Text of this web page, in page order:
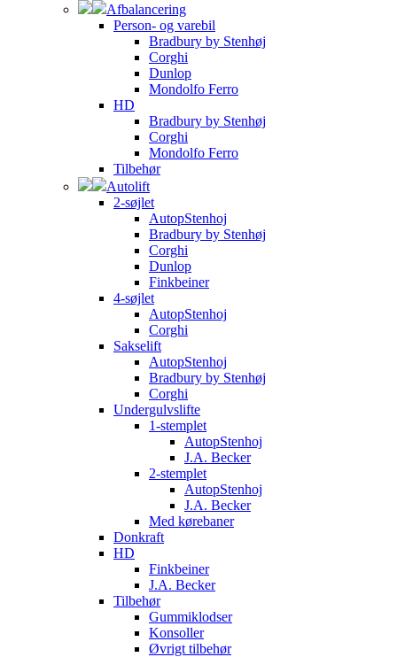
Afbalancering
Person- og varebil
Bradbury by Stenhøj
Corghi
Dunlop
Mondolfo Ferro
HD
Bradbury by Stenhøj
Corghi
Mondolfo Ferro
Tilbehør
Autolift
2-søjlet
AutopStenhoj
Bradbury by Stenhøj
Corghi
Dunlop
Finkbeiner
4-søjlet
AutopStenhoj
Corghi
Sakselift
AutopStenhoj
Bradbury by Stenhøj
Corghi
Undergulvslifte
1-stemplet
AutopStenhoj
J.A. Becker
2-stemplet
AutopStenhoj
J.A. Becker
Med kørebaner
Donkraft
HD
Finkbeiner
J.A. Becker
Tilbehør
Gummiklodser
Konsoller
Øvrigt tilbehør